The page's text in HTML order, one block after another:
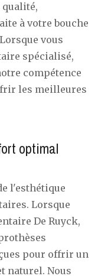
qualité,
à votre bouche
vous
spécialisé,
compétence
les meilleures
optimal
l'esthétique
Lorsque
De Ruyck,
pour offrir un
naturel. Nous